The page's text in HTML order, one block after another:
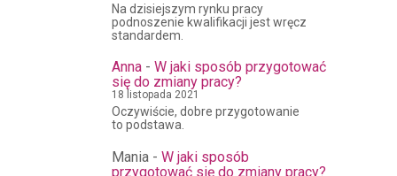
Na dzisiejszym rynku pracy
podnoszenie kwalifikacji jest wręcz
standardem.
Anna - W jaki sposób przygotować
się do zmiany pracy?
18 listopada 2021
Oczywiście, dobre przygotowanie
to podstawa.
Mania - W jaki sposób
przygotować się do zmiany pracy?